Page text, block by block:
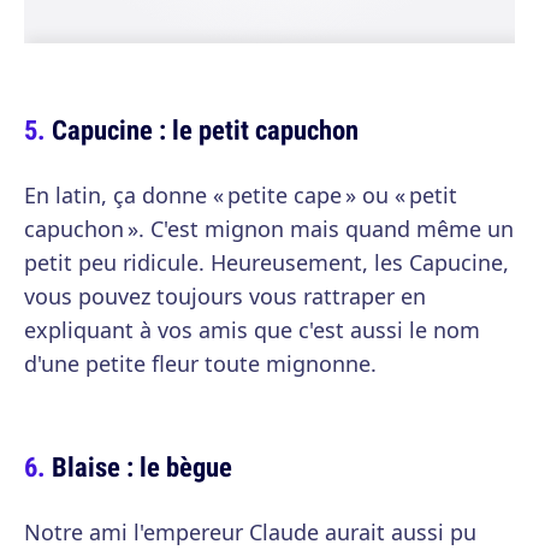
Capucine : le petit capuchon
En latin, ça donne « petite cape » ou « petit
capuchon ». C'est mignon mais quand même un
petit peu ridicule. Heureusement, les Capucine,
vous pouvez toujours vous rattraper en
expliquant à vos amis que c'est aussi le nom
d'une petite fleur toute mignonne.
Blaise : le bègue
Notre ami l'empereur Claude aurait aussi pu